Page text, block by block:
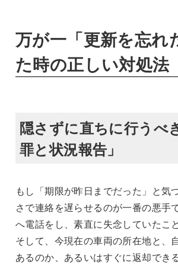
万が一「更新を忘れ
た時の正しい対処法
隠さずに直ちに行うべ
罪と状況報告」
もし「期限が昨日までだった」と気
さで連絡を遅らせるのが一番の悪手
へ電話をし、素直に失念していたこ
そして、今現在の車両の所在地と、
あるのか、あるいはすぐに返却でき